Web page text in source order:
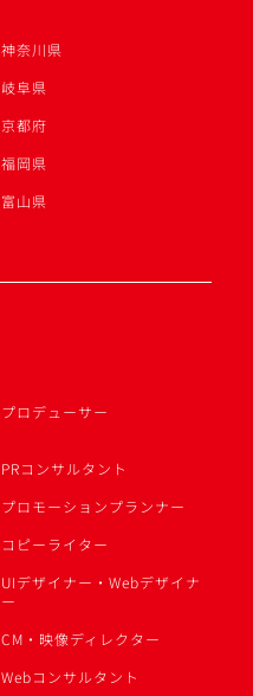
神奈川県
岐阜県
京都府
福岡県
富山県
プロデューサー
PRコンサルタント
プロモーションプランナー
コピーライター
UIデザイナー・Webデザイナ
ー
CM・映像ディレクター
Webコンサルタント